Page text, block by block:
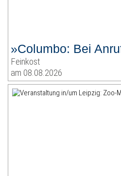
»Columbo: Bei
Feinkost
am 08.08.2026